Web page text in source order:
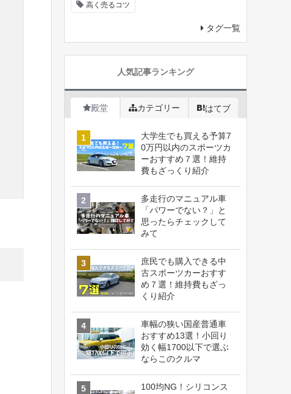
高く売るコツ
タグ一覧
人気記事ランキング
殿堂 カテゴリー はてブ
大学生でも買える予算7
0万円以内のスポーツカ
ーおすすめ７選！維持
費もざっくり紹介
多走行のマニュアル車
「パワーでない？」と
思ったらチェックして
みて
庶民でも購入できる中
古スポーツカーおすす
め７選！維持費もざっ
くり紹介
車幅の狭い国産普通車
おすすめ13選！小回り
効く幅1700以下で選ぶ
ならこのクルマ
100均NG！シリコンス